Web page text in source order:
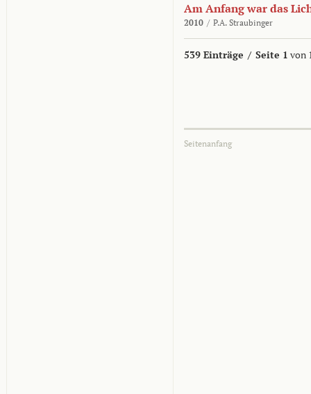
Am Anfang war das
2010 / P.A. Straubinger
539 Einträge / Seite 1 von
Seitenanfang